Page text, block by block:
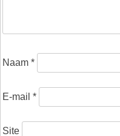
Naam *
E-mail *
Site